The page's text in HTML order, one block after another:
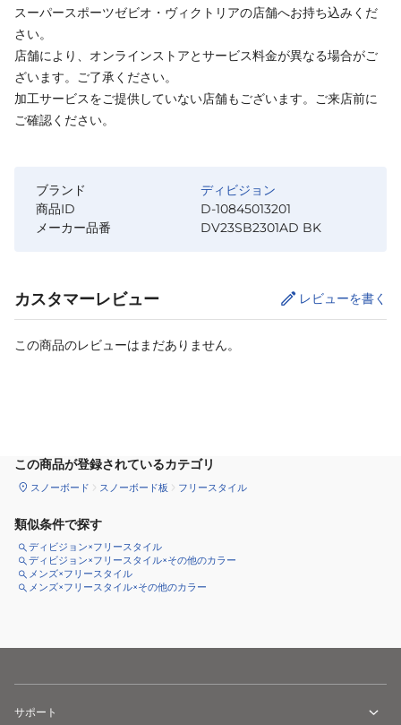
スーパースポーツゼビオ・ヴィクトリアの店舗へお持ち込みくだ
さい。
店舗により、オンラインストアとサービス料金が異なる場合がご
ざいます。ご了承ください。
加工サービスをご提供していない店舗もございます。ご来店前に
ご確認ください。
ブランド
ディビジョン
商品ID
D-10845013201
メーカー品番
DV23SB2301AD BK
カスタマーレビュー レビューを書く
この商品のレビューはまだありません。
この商品が登録されているカテゴリ
スノーボード スノーボード板 フリースタイル
類似条件で探す
ディビジョン×フリースタイル
ディビジョン×フリースタイル×その他のカラー
メンズ×フリースタイル
メンズ×フリースタイル×その他のカラー
サポート